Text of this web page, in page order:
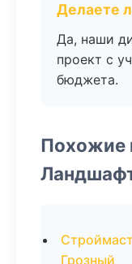
Делаете
Да, наши
проект с
бюджета.
Похожие
Грозный